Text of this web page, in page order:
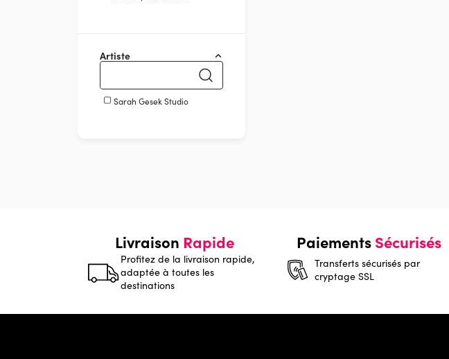
Artiste
Sarah Gesek Studio
Livraison Rapide
Profitez de la livraison rapide,
adaptée à toutes les
destinations
PaiementsSécurisés
Transferts sécurisés par
cryptage SSL